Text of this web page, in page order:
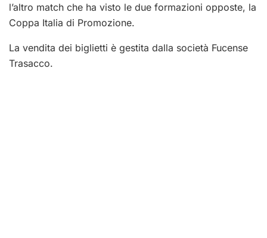
l’altro match che ha visto le due formazioni opposte, la
Coppa Italia di Promozione.
La vendita dei biglietti è gestita dalla società Fucense
Trasacco.